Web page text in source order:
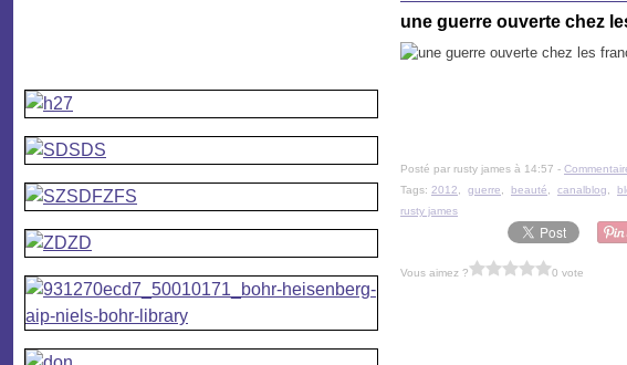
une guerre ouverte chez
Posté par rusty james à 14:57 -
Tags: 2012 guerre beauté canalblog
rusty james
Vous aimez ? 0 vote